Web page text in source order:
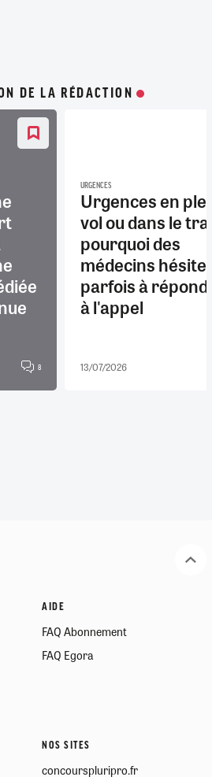
DE LA RÉDACTION
8
URGENCES
Urgences en
vol ou dans le
pourquoi des
médecins
parfois à
à l'appel
13/07/2026
AIDE
FAQ Abonnement
FAQ Egora
NOS SITES
concourspluripro.fr